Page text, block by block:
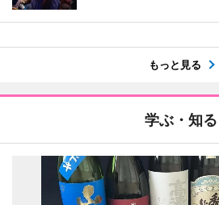
もっと見る
学ぶ・知る